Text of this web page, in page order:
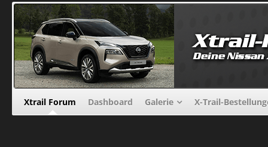
Xtrail Forum Dashboard Galerie X-Trail-